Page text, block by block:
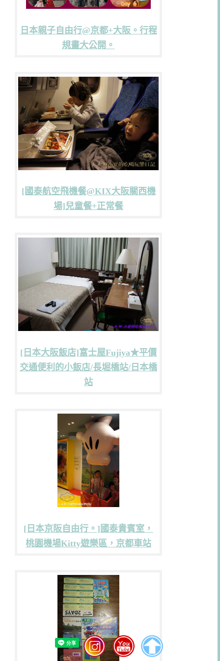
日本親子自由行@京都+大阪。行程
規畫大公開。
[國泰航空飛機餐@KIX大阪關西機
場]兒童餐+正常餐
[日本大阪飯店]富士屋Fujiya★平價
交通便利的小飯店/長堀橋站/日本橋
站
[日本京阪自由行。]國泰貴賓室，
桃園機場Kitty遊樂區，京都車站